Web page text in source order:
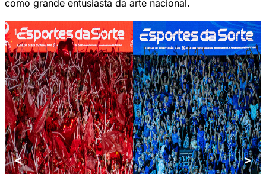
como grande entusiasta da arte nacional.
1 / 1
< >